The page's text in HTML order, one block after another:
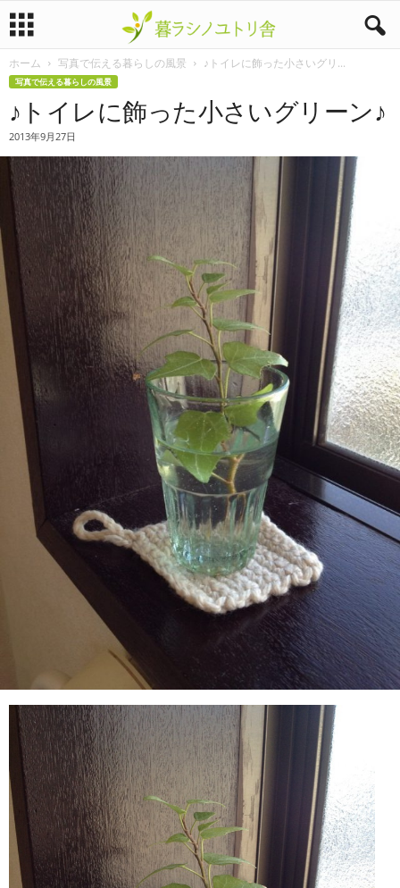
暮
ユ
ト
リ
ホーム 写真で伝える暮らしの風景 ♪トイレに飾った小さいグリ...
写真で伝える暮らしの風景
♪トイレに飾った小さいグリーン♪
2013年9月27日